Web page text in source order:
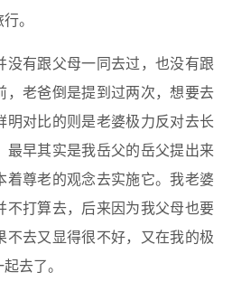
。
没有跟父母一同去过，也没有跟
，老爸倒是提到过两次，想要去
明对比的则是老婆极力反对去长
最早其实是我岳父的岳父提出来
着尊老的观念去实施它。我老婆
不打算去，后来因为我父母也要
不去又显得很不好，又在我的极
去了。